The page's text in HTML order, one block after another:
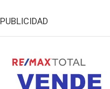
PUBLICIDAD